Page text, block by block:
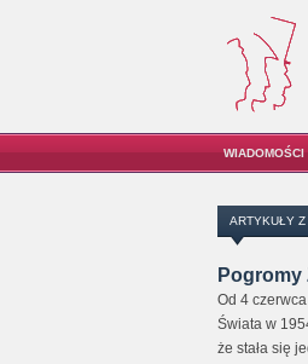
WIADOMOŚCI
ARTYKUŁY
Pogromy
Od 4
Świata w
że stała się